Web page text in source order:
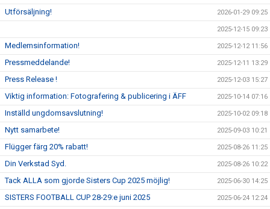
Utförsäljning! 2026-01-29 09:25
2025-12-15 09:23
Medlemsinformation! 2025-12-12 11:56
Pressmeddelande! 2025-12-11 13:29
Press Release ! 2025-12-03 15:27
Viktig information: Fotografering & publicering i ÄFF 2025-10-14 07:16
Inställd ungdomsavslutning! 2025-10-02 09:18
Nytt samarbete! 2025-09-03 10:21
Flügger färg 20% rabatt! 2025-08-26 11:25
Din Verkstad Syd. 2025-08-26 10:22
Tack ALLA som gjorde Sisters Cup 2025 möjlig! 2025-06-30 14:25
SISTERS FOOTBALL CUP 28-29:e juni 2025 2025-06-24 12:24